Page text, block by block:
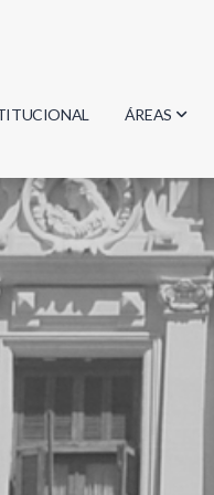
ÁREAS
Biología
Física
Geociencias
Informática
Matemática